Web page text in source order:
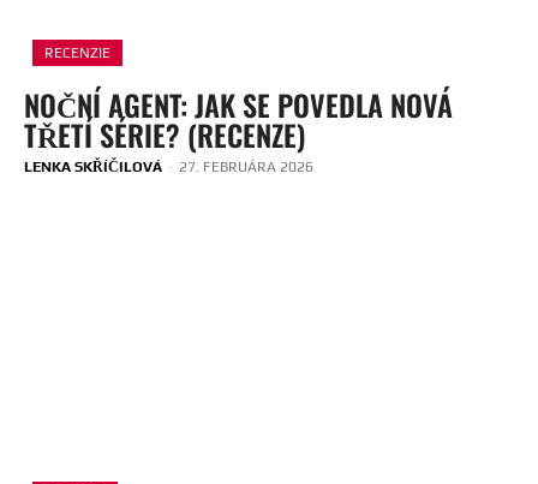
RECENZIE
NOČNÍ AGENT: JAK SE POVEDLA NOVÁ
TŘETÍ SÉRIE? (RECENZE)
LENKA SKŘÍČILOVÁ - 27. FEBRUÁRA 2026